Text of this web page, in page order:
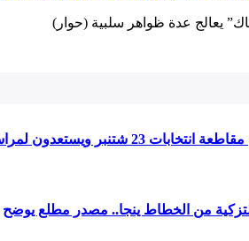
يعالج عدة ظواهر سلبية (حوار)
لمراسلة الديوان الملكي
من الخطاط ينجا.. مصدر مطلع يوضح